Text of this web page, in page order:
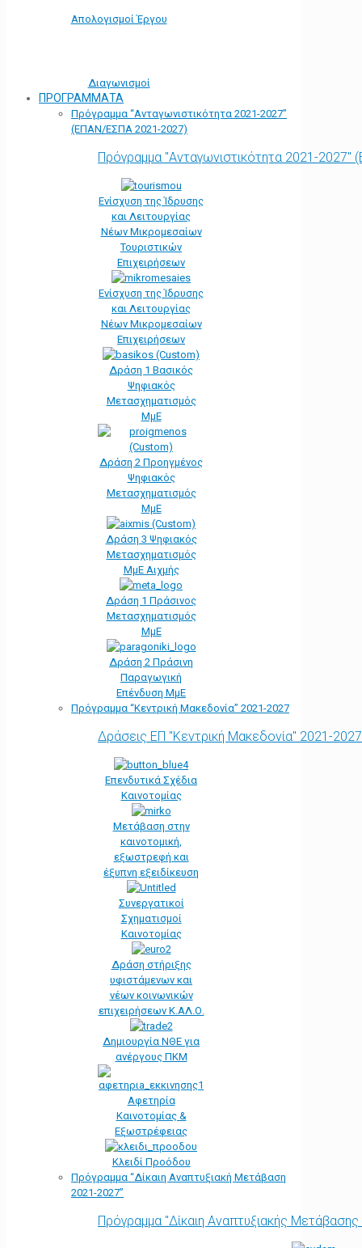
Απολογισμοί Έργου
Διαγωνισμοί
ΠΡΟΓΡΑΜΜΑΤΑ
Πρόγραμμα “Ανταγωνιστικότητα 2021-2027”
(ΕΠΑΝ/ΕΣΠΑ 2021-2027)
Πρόγραμμα "Ανταγωνιστικότητα 2021-
Ενίσχυση της Ίδρυσης
και Λειτουργίας
Νέων Μικρομεσαίων
Τουριστικών
Επιχειρήσεων
Ενίσχυση της Ίδρυσης
και Λειτουργίας
Νέων Μικρομεσαίων
Επιχειρήσεων
Δράση 1 Βασικός
Ψηφιακός
Μετασχηματισμός
ΜμΕ
Δράση 2 Προηγμένος
Ψηφιακός
Μετασχηματισμός
ΜμΕ
Δράση 3 Ψηφιακός
Μετασχηματισμός
ΜμΕ Αιχμής
Δράση 1 Πράσινος
Μετασχηματισμός
ΜμΕ
Δράση 2 Πράσινη
Παραγωγική
Επένδυση ΜμΕ
Πρόγραμμα “Κεντρική Μακεδονία” 2021-2027
Δράσεις ΕΠ "Κεντρική Μακεδονία" 2021-2027
Επενδυτικά Σχέδια
Καινοτομίας
Μετάβαση στην
καινοτομική,
εξωστρεφή και
έξυπνη εξειδίκευση
Συνεργατικοί
Σχηματισμοί
Καινοτομίας
Δράση στήριξης
υφιστάμενων και
νέων κοινωνικών
επιχειρήσεων Κ.ΑΛ.Ο.
Δημιουργία ΝΘΕ για
ανέργους ΠΚΜ
Αφετηρία
Kαινοτομίας &
Εξωστρέφειας
Κλειδί Προόδου
Πρόγραμμα “Δίκαιη Αναπτυξιακή Μετάβαση
2021-2027”
Πρόγραμμα "Δίκαιη Αναπτυξιακής